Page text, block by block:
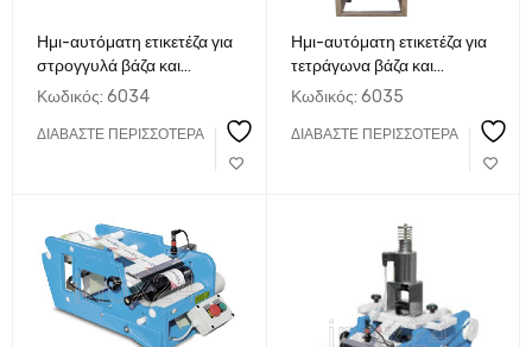
Ημι-αυτόματη ετικετέζα για
στρογγυλά βάζα και
μπουκάλια
Κωδικός: 6034
ΔΙΑΒΆΣΤΕ ΠΕΡΙΣΣΌΤΕΡΑ
Ημι-αυτόματη ετικετέζα για
τετράγωνα βάζα και
συσκευασίες
Κωδικός: 6035
ΔΙΑΒΆΣΤΕ ΠΕΡΙΣΣΌΤΕΡΑ